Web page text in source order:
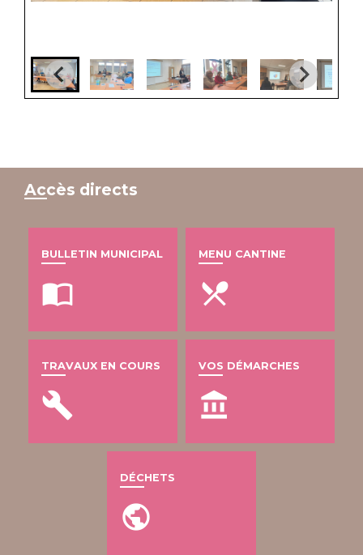
Accès directs
BULLETIN MUNICIPAL
import_contacts
MENU CANTINE
local_dining
TRAVAUX EN COURS
build
VOS DÉMARCHES
account_balance
DÉCHETS
public